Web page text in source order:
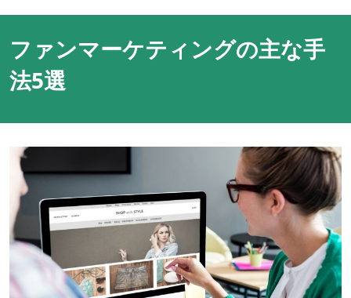
ファンマーケティングの主な手
法5選